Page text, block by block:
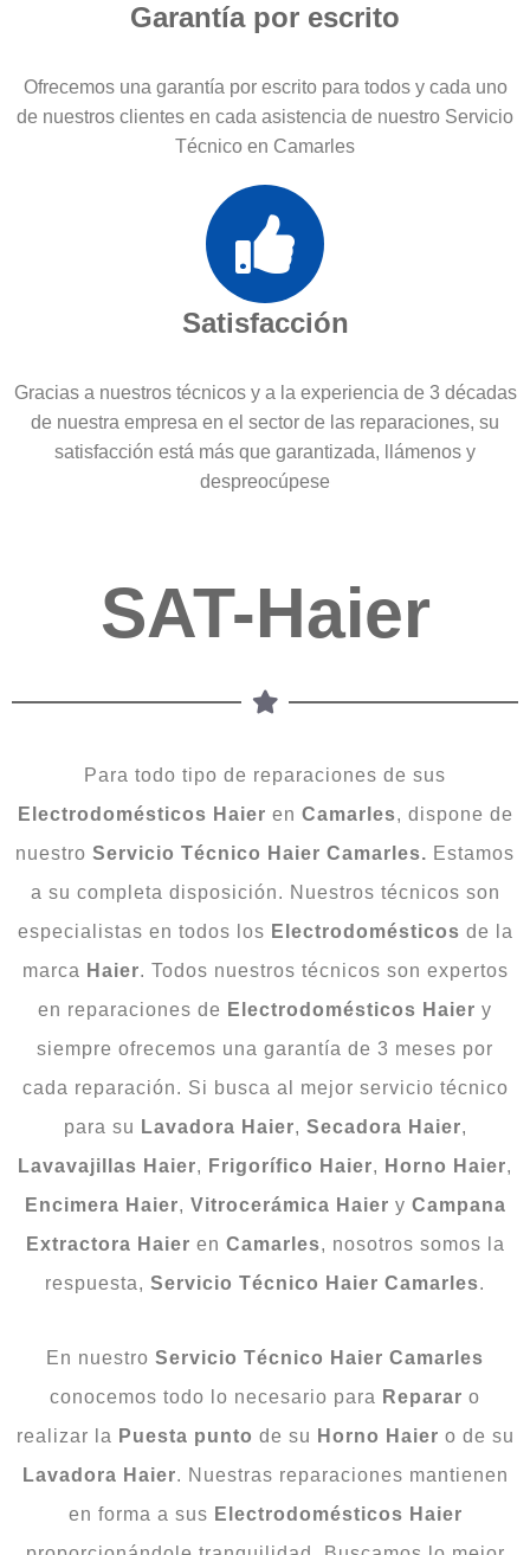
Garantía por escrito
Ofrecemos una garantía por escrito para todos y cada uno
de nuestros clientes en cada asistencia de nuestro Servicio
Técnico en Camarles
Satisfacción
Gracias a nuestros técnicos y a la experiencia de 3 décadas
de nuestra empresa en el sector de las reparaciones, su
satisfacción está más que garantizada, llámenos y
despreocúpese
SAT-Haier
Para todo tipo de reparaciones de sus
Electrodomésticos Haier en Camarles, dispone de
nuestro Servicio Técnico Haier Camarles. Estamos
a su completa disposición. Nuestros técnicos son
especialistas en todos los Electrodomésticos de la
marca Haier. Todos nuestros técnicos son expertos
en reparaciones de Electrodomésticos Haier y
siempre ofrecemos una garantía de 3 meses por
cada reparación. Si busca al mejor servicio técnico
para su Lavadora Haier, Secadora Haier,
Lavavajillas Haier, Frigorífico Haier, Horno Haier,
Encimera Haier, Vitrocerámica Haier y Campana
Extractora Haier en Camarles, nosotros somos la
respuesta, Servicio Técnico Haier Camarles.
En nuestro Servicio Técnico Haier Camarles
conocemos todo lo necesario para Reparar o
realizar la Puesta punto de su Horno Haier o de su
Lavadora Haier. Nuestras reparaciones mantienen
en forma a sus Electrodomésticos Haier